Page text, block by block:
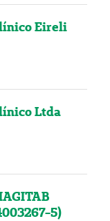
Eireli
Ltda
5)